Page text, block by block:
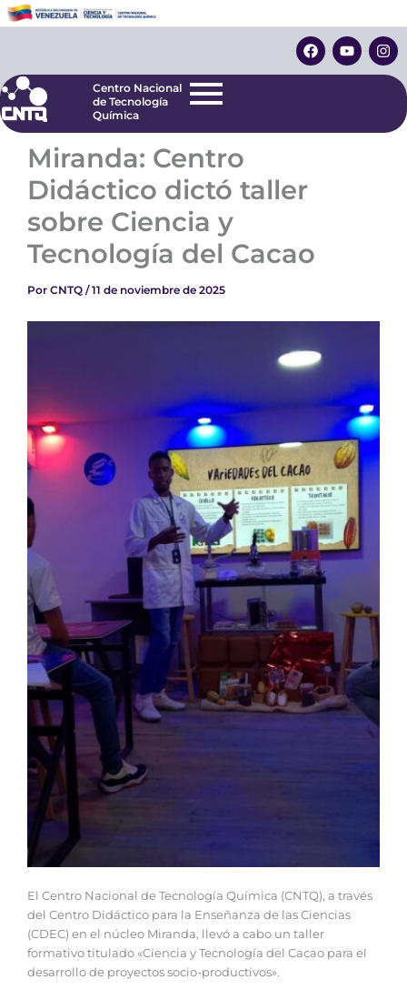
al
F
a
c
o
Y
o
u
e
I
n
s
r
Centro Nacional
de Tecnología
Centro Nacional
de Tecnología
Química
Miranda: Centro
Didáctico dictó taller
sobre Ciencia y
Tecnología del Cacao
Por CNTQ /11 de noviembre de 2025
El Centro Nacional de Tecnología Química (CNTQ), a través
del Centro Didáctico para la Enseñanza de las Ciencias
(CDEC) en el núcleo Miranda, llevó a cabo un taller
formativo titulado «Ciencia y Tecnología del Cacao para el
desarrollo de proyectos socio-productivos».